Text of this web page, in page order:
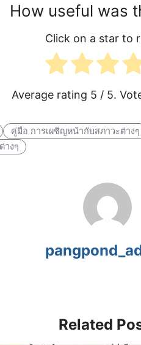
How useful was
Click on a star to
Average rating 5 / 5.
คู่มือ การเผชิญหน้ากับสภาวะต่างๆ
างๆ
Related